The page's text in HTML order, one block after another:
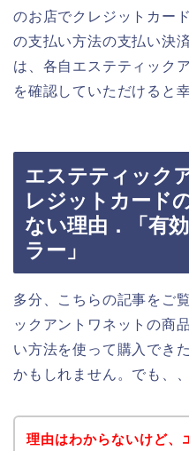
のお店でクレジットカー
の支払い方法の支払い決
は、各自エステティック
を確認していただけると
エステティック
レジットカード
ない理由．「有
ラー」
多分、こちらの記事をご
ックアントワネットの商
い方法を使って購入でき
かもしれません。でも、、
理由はわからないけど、